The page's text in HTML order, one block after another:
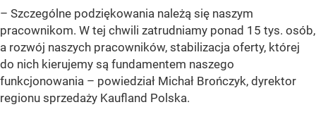
– Szczególne podziękowania należą się naszym
pracownikom. W tej chwili zatrudniamy ponad 15 tys. osób,
a rozwój naszych pracowników, stabilizacja oferty, której
do nich kierujemy są fundamentem naszego
funkcjonowania – powiedział Michał Brończyk, dyrektor
regionu sprzedaży Kaufland Polska.